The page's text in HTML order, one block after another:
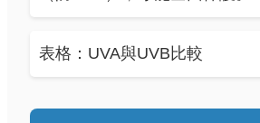
表格：UVA與UVB比較